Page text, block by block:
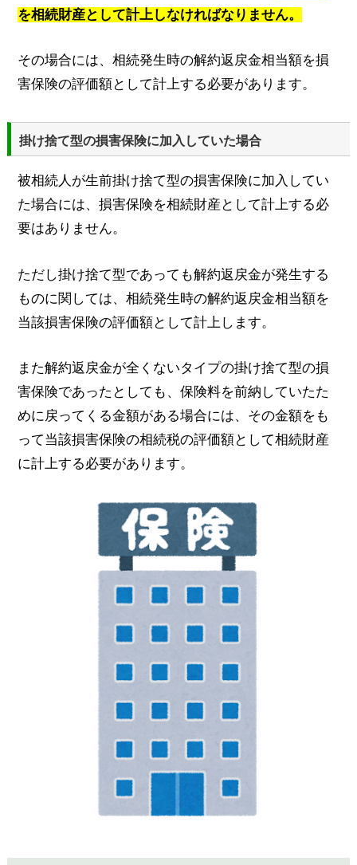
を相続財産として計上しなければなりません。
その場合には、相続発生時の解約返戻金相当額を損
害保険の評価額として計上する必要があります。
掛け捨て型の損害保険に加入していた場合
被相続人が生前掛け捨て型の損害保険に加入してい
た場合には、損害保険を相続財産として計上する必
要はありません。
ただし掛け捨て型であっても解約返戻金が発生する
ものに関しては、相続発生時の解約返戻金相当額を
当該損害保険の評価額として計上します。
また解約返戻金が全くないタイプの掛け捨て型の損
害保険であったとしても、保険料を前納していたた
めに戻ってくる金額がある場合には、その金額をも
って当該損害保険の相続税の評価額として相続財産
に計上する必要があります。